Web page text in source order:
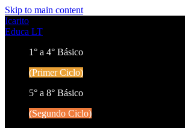
Skip to main content
Icarito
Educa LT
1° a 4° Básico
(Primer Ciclo)
5° a 8° Básico
(Segundo Ciclo)